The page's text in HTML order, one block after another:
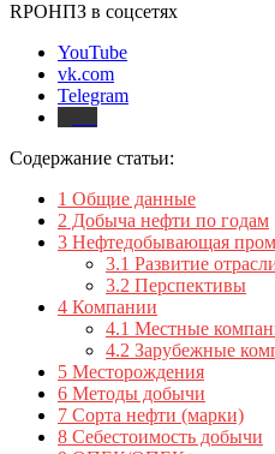
RPOНПЗ в соцсетях
YouTube
vk.com
Telegram
Содержание статьи:
1 Общие данные
2 Добыча нефти по годам
3 Нефтедобывающая
3.1 Развитие
3.2 Перспективы
4 Компании
4.1 Местные
4.2 Зарубежные
5 Месторождения
6 Методы добычи
7 Сорта нефти (марки)
8 Себестоимость добычи